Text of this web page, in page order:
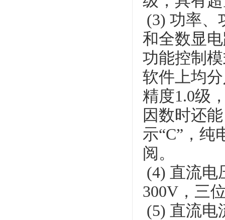
(3) 功率、
和全数显
功能控制
软件上均
精度1.0级
因数时还
示“C”，纯
阅。
(4) 直流电
300V，三
(5) 直流电